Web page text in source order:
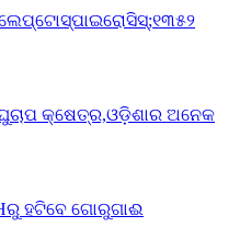
କ୍ଷେତ୍ର,ଓଡ଼ିଶାର ଅନେକ
ହଟିବେ ଗୋରୁଗାଈ